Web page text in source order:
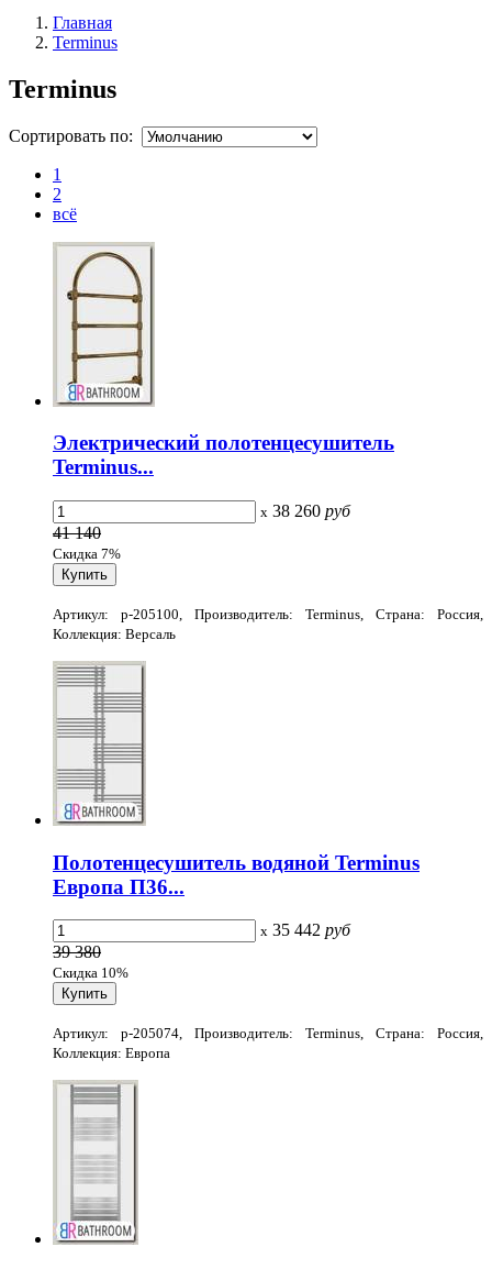
Главная
Terminus
Terminus
Сортировать по:
1
2
всё
Электрический полотенцесушитель
Terminus...
x 38 260 руб
41 140
Скидка 7%
Артикул: p-205100, Производитель: Terminus, Страна: Россия,
Коллекция: Версаль
Полотенцесушитель водяной Terminus
Европа П36...
x 35 442 руб
39 380
Скидка 10%
Артикул: p-205074, Производитель: Terminus, Страна: Россия,
Коллекция: Европа